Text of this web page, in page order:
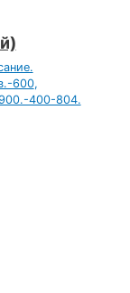
600,
400-804.